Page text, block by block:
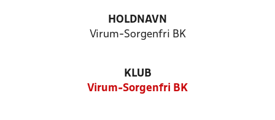
HOLDNAVN
Virum-Sorgenfri BK
KLUB
Virum-Sorgenfri BK